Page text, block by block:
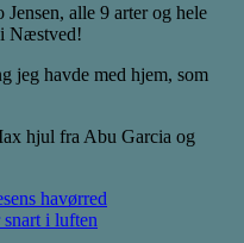
alle 9 arter og hele
Næstved!
jeg havde med hjem, som
hjul fra Abu Garcia og
havørred
i luften